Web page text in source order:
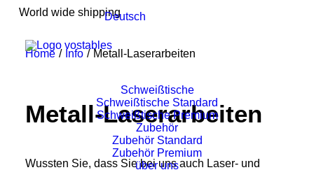
World wide shippingDeutsch
Schweißtische
Schweißtische Standard
Schweißtische Premium
Zubehör
Zubehör Standard
Zubehör Premium
über uns
Home Info Metall-Laserarbeiten
Metall-Laserarbeiten
Wussten Sie, dass Sie bei uns auch Laser- und